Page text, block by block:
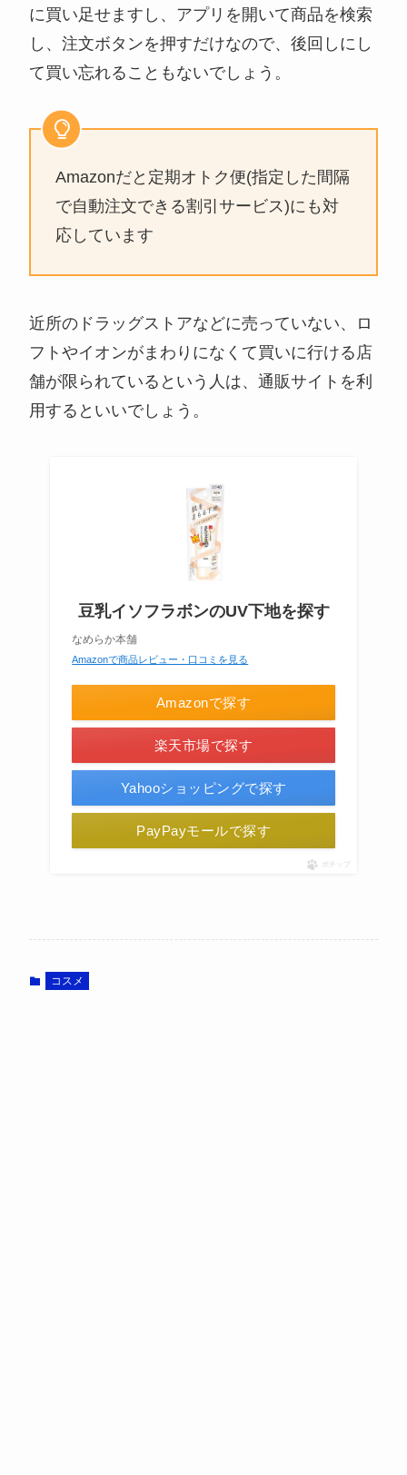
に買い足せますし、アプリを開いて商品を検索
し、注文ボタンを押すだけなので、後回しにし
て買い忘れることもないでしょう。
Amazonだと定期オトク便(指定した間隔
で自動注文できる割引サービス)にも対
応しています
近所のドラッグストアなどに売っていない、ロ
フトやイオンがまわりになくて買いに行ける店
舗が限られているという人は、通販サイトを利
用するといいでしょう。
豆乳イソフラボンのUV下地を探す
なめらか本舗
Amazonで商品レビュー・口コミを見る
Amazonで探す
楽天市場で探す
Yahooショッピングで探す
PayPayモールで探す
ポチップ
コスメ